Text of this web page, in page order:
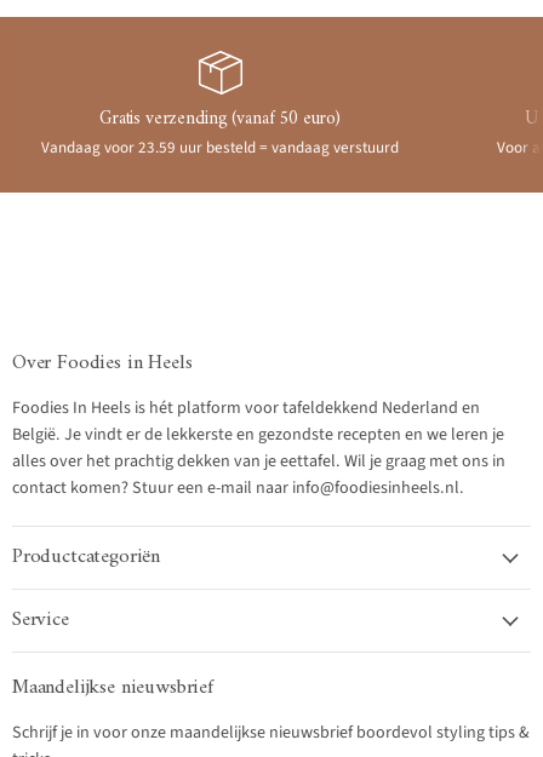
Gratis verzending (vanaf 50 euro)
Vandaag voor 23.59 uur besteld = vandaag verstuurd Voor
Over Foodies in Heels
Foodies In Heels is hét platform voor tafeldekkend Nederland en
België. Je vindt er de lekkerste en gezondste recepten en we leren je
alles over het prachtig dekken van je eettafel. Wil je graag met ons in
contact komen? Stuur een e-mail naar info@foodiesinheels.nl.
Productcategoriën
Service
Maandelijkse nieuwsbrief
Schrijf je in voor onze maandelijkse nieuwsbrief boordevol styling tips &